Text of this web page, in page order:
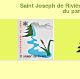
Saint Joseph de
du